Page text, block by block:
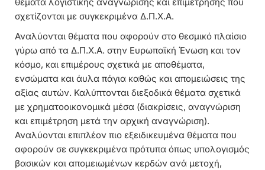
σχετίζονται με συγκεκριμένα Δ.Π.Χ.Α.
Αναλύονται θέματα που αφορούν στο θεσμικό πλαίσιο
γύρω από τα Δ.Π.Χ.Α. στην Ευρωπαϊκή Ένωση και τον
κόσμο, και επιμέρους σχετικά με αποθέματα,
ενσώματα και άυλα πάγια καθώς και απομειώσεις της
αξίας αυτών. Καλύπτονται διεξοδικά θέματα σχετικά
με χρηματοοικονομικά μέσα (διακρίσεις, αναγνώριση
και επιμέτρηση μετά την αρχική αναγνώριση).
Αναλύονται επιπλέον πιο εξειδικευμένα θέματα που
αφορούν σε συγκεκριμένα πρότυπα όπως υπολογισμός
βασικών και απομειωμένων κερδών ανά μετοχή,